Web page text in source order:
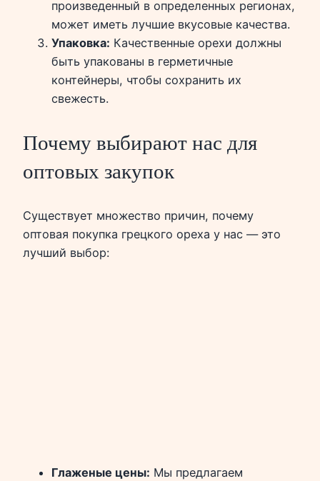
произведенный в определенных регионах,
может иметь лучшие вкусовые качества.
Упаковка: Качественные орехи должны
быть упакованы в герметичные
контейнеры, чтобы сохранить их
свежесть.
Почему выбирают нас для
оптовых закупок
Существует множество причин, почему
оптовая покупка грецкого ореха у нас — это
лучший выбор:
Глаженые цены: Мы предлагаем